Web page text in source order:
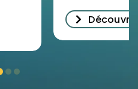
Découvrir